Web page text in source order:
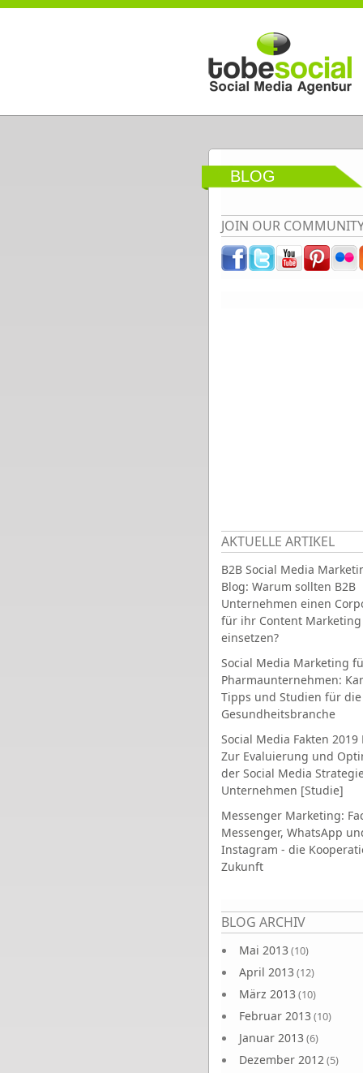
Direkt zum Inhalt
BLOG
JOIN OUR
AKTUELLE ARTIKEL
B2B Social Media
Blog: Warum sollten B2B
Unternehmen einen
für ihr Content Marketing
einsetzen?
Social Media Marketing
Pharmaunternehmen:
Tipps und Studien für die
Gesundheitsbranche
Social Media Fakten 2019
Zur Evaluierung und
der Social Media
Unternehmen [Studie]
Messenger Marketing:
Messenger, WhatsApp
Instagram - die
Zukunft
BLOG ARCHIV
Mai 2013 (10)
April 2013 (12)
März 2013 (10)
Februar 2013 (10)
Januar 2013 (6)
Dezember 2012(5)
Seiten